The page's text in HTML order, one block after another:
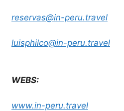
reservas@in-peru.travel
luisphilco@in-peru.travel
WEBS:
www.in-peru.travel